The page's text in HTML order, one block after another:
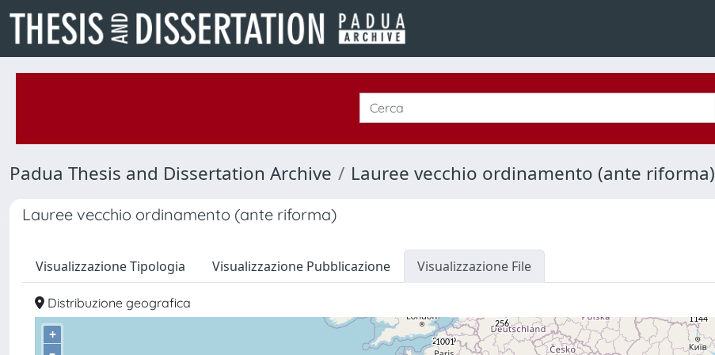
Padua Thesis and Dissertation Archive Lauree vecchio ordinamento (ante riforma)
Lauree vecchio ordinamento (ante riforma)
Visualizzazione Tipologia Visualizzazione Pubblicazione Visualizzazione File
Distribuzione geografica
+